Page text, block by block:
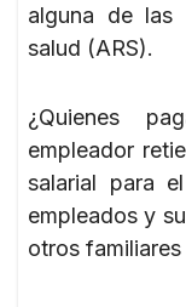
alguna de las
salud (ARS).
¿Quienes
empleador
salarial para
empleados y
otros